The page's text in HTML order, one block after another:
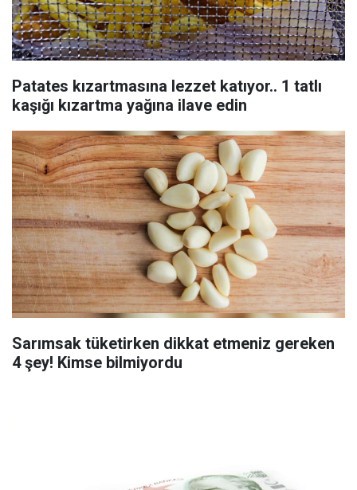
Patates kızartmasına lezzet katıyor.. 1 tatlı
kaşığı kızartma yağına ilave edin
Sarımsak tüketirken dikkat etmeniz gereken
4 şey! Kimse bilmiyordu